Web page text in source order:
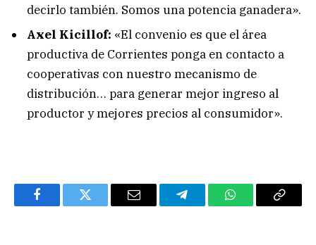
decirlo también. Somos una potencia ganadera».
Axel Kicillof: «El convenio es que el área
productiva de Corrientes ponga en contacto a
cooperativas con nuestro mecanismo de
distribución… para generar mejor ingreso al
productor y mejores precios al consumidor».
FacebookTwitter Email TelegramWhatsAppCopy